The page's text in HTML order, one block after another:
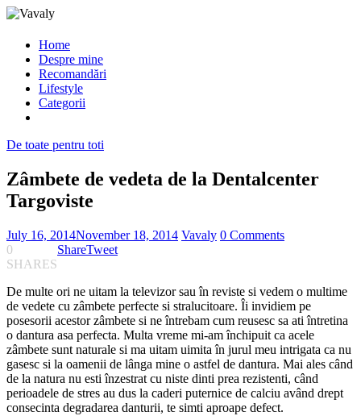
Home
Despre mine
Recomandări
Lifestyle
Categorii
De toate pentru toti
Zâmbete de vedeta de la Dentalcenter
Targoviste
July 16, 2014November 18, 2014 Vavaly 0 Comments
0
SHARES
ShareTweet
De multe ori ne uitam la televizor sau în reviste si vedem o multime
de vedete cu zâmbete perfecte si stralucitoare. Îi invidiem pe
posesorii acestor zâmbete si ne întrebam cum reusesc sa ati întretina
o dantura asa perfecta. Multa vreme mi-am închipuit ca acele
zâmbete sunt naturale si ma uitam uimita în jurul meu intrigata ca nu
gasesc si la oamenii de lânga mine o astfel de dantura. Mai ales când
de la natura nu esti înzestrat cu niste dinti prea rezistenti, când
perioadele de stres au dus la caderi puternice de calciu având drept
consecinta degradarea danturii, te simti aproape defect.